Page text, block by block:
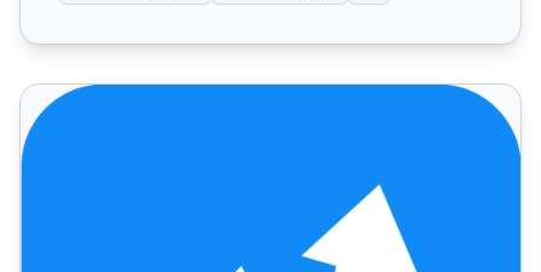
Post Affiliate Pro – Últimas actualizaciones y correcciones